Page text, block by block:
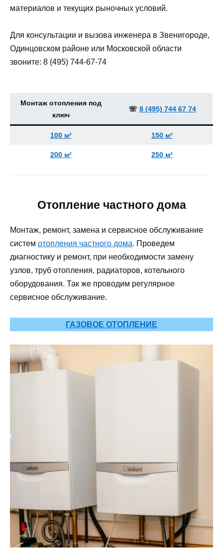
материалов и текущих рыночных условий.
Для консультации и вызова инженера в Звенигороде,
Одинцовском районе или Московской области
звоните: 8 (495) 744‑67‑74
Монтаж отопления под
ключ
☏ 8 (495) 744 67 74
100 м² 150 м²
200 м² 250 м²
Отопление частного дома
Монтаж, ремонт, замена и сервисное обслуживание
систем отопления частного дома. Проведем
диагностику и ремонт, при необходимости замену
узлов, труб отопления, радиаторов, котельного
оборудования. Так же проводим регулярное
сервисное обслуживание.
ГАЗОВОЕ ОТОПЛЕНИЕ